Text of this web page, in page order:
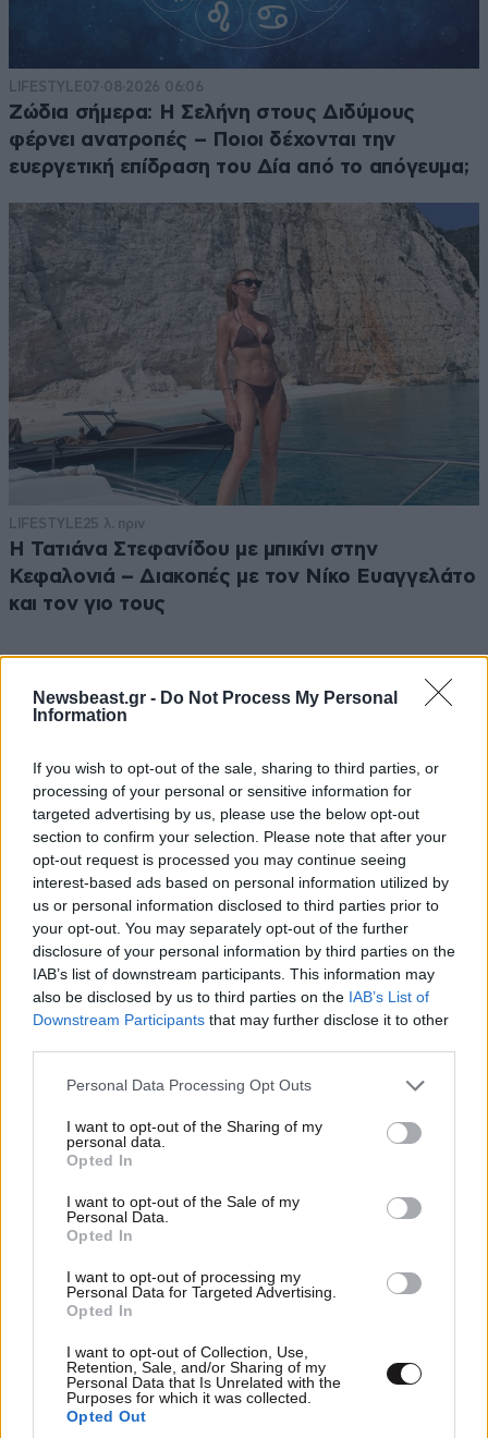
Newsbeast.gr - Do Not Process My Personal
Information
If you wish to opt-out of the sale, sharing to third parties, or
processing of your personal or sensitive information for
targeted advertising by us, please use the below opt-out
section to confirm your selection. Please note that after your
opt-out request is processed you may continue seeing
interest-based ads based on personal information utilized by
us or personal information disclosed to third parties prior to
your opt-out. You may separately opt-out of the further
disclosure of your personal information by third parties on the
IAB’s list of downstream participants. This information may
also be disclosed by us to third parties on the IAB’s List of
Downstream Participants that may further disclose it to other
Please note that this website/app uses one or more Google
not limited to your visit or usage behaviour. You may click to
grant or deny consent to Google and its third-party tags to
use your data for below specified purposes in below Google
consent section.
Personal Data Processing Opt Outs
I want to opt-out of the Sharing of my
personal data.
Opted In
I want to opt-out of the Sale of my
Personal Data.
Opted In
I want to opt-out of processing my
Personal Data for Targeted Advertising.
Opted In
I want to opt-out of Collection, Use,
Retention, Sale, and/or Sharing of my
Personal Data that Is Unrelated with the
Purposes for which it was collected.
Opted Out
LIFESTYLE07·08·2026 06:06
Ζώδια σήμερα: Η Σελήνη στους Διδύμους
φέρνει ανατροπές – Ποιοι δέχονται την
ευεργετική επίδραση του Δία από το απόγευμα;
LIFESTYLE25 λ. πριν
Η Τατιάνα Στεφανίδου με μπικίνι στην
Κεφαλονιά – Διακοπές με τον Νίκο Ευαγγελάτο
και τον γιο τους
MARKET NEWS
Εργοθεραπεία,
Φυσικοθεραπεία ή
προοπτικών
αποτοξίνωση & την ορμονική
Πες μου πότε γεννήθηκες και